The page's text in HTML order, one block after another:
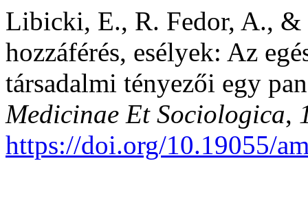
Libicki, E., R. Fedor, A., &
hozzáférés, esélyek: Az
társadalmi tényezői egy
Medicinae Et Sociologica,
https://doi.org/10.19055/